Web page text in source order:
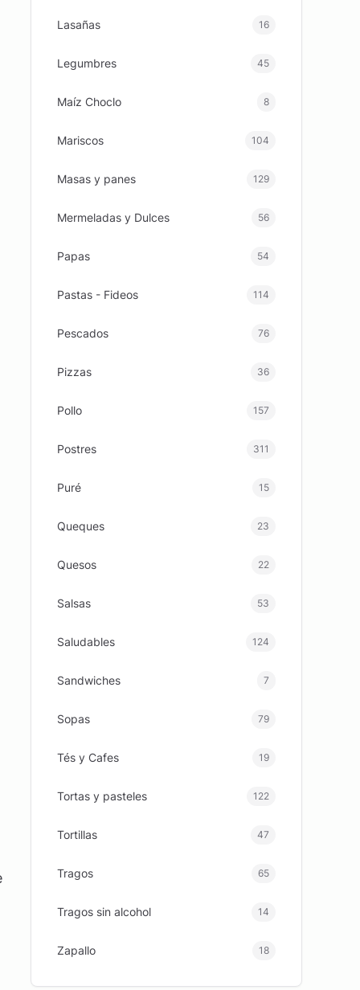
Lasañas 16
Legumbres 45
Maíz Choclo 8
Mariscos 104
Masas y panes 129
Mermeladas y Dulces 56
Papas 54
Pastas - Fideos 114
Pescados 76
Pizzas 36
Pollo 157
Postres 311
Puré 15
Queques 23
Quesos 22
Salsas 53
Saludables 124
Sandwiches 7
Sopas 79
Tés y Cafes 19
Tortas y pasteles 122
Tortillas 47
Tragos 65
Tragos sin alcohol 14
Zapallo 18